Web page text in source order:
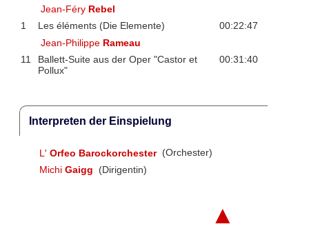
Jean-Féry Rebel
1
Les éléments (Die Elemente)
00:22:47
Jean-Philippe Rameau
11
Ballett-Suite aus der Oper "Castor et
Pollux"
00:31:40
Interpreten der Einspielung
L' Orfeo Barockorchester (Orchester)
Michi Gaigg (Dirigentin)
▲